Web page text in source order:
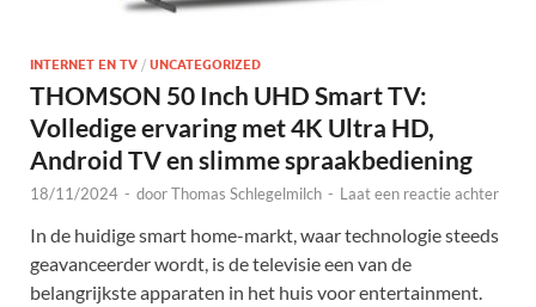
INTERNET EN TV / UNCATEGORIZED
THOMSON 50 Inch UHD Smart TV:
Volledige ervaring met 4K Ultra HD,
Android TV en slimme spraakbediening
18/11/2024 - doorThomas Schlegelmilch - Laat een reactie achter
In de huidige smart home-markt, waar technologie steeds
geavanceerder wordt, is de televisie een van de
belangrijkste apparaten in het huis voor entertainment.